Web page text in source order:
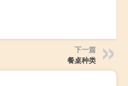
下一篇
餐桌种类